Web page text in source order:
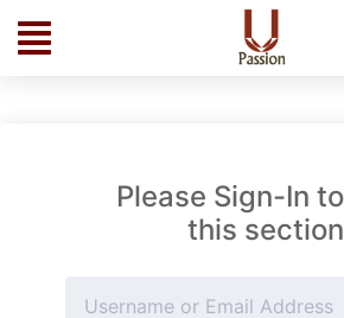
Please Sign-In
this section